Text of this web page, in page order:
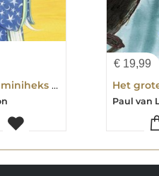
Foeksia de miniheks - Wat een mooie dag!
€ 19,99
Paul van